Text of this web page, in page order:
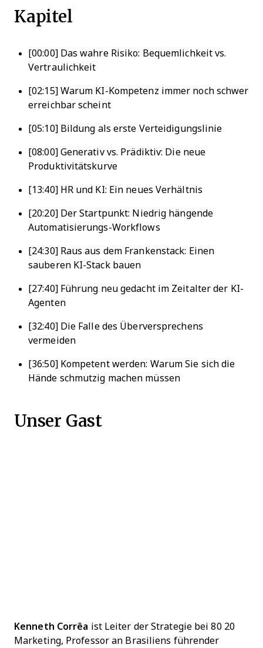
Kapitel
[00:00] Das wahre Risiko: Bequemlichkeit vs.
Vertraulichkeit
[02:15] Warum KI-Kompetenz immer noch schwer
erreichbar scheint
[05:10] Bildung als erste Verteidigungslinie
[08:00] Generativ vs. Prädiktiv: Die neue
Produktivitätskurve
[13:40] HR und KI: Ein neues Verhältnis
[20:20] Der Startpunkt: Niedrig hängende
Automatisierungs-Workflows
[24:30] Raus aus dem Frankenstack: Einen
sauberen KI-Stack bauen
[27:40] Führung neu gedacht im Zeitalter der KI-
Agenten
[32:40] Die Falle des Überversprechens
vermeiden
[36:50] Kompetent werden: Warum Sie sich die
Hände schmutzig machen müssen
Unser Gast
Kenneth Corrêa ist Leiter der Strategie bei 80 20
Marketing, Professor an Brasiliens führender